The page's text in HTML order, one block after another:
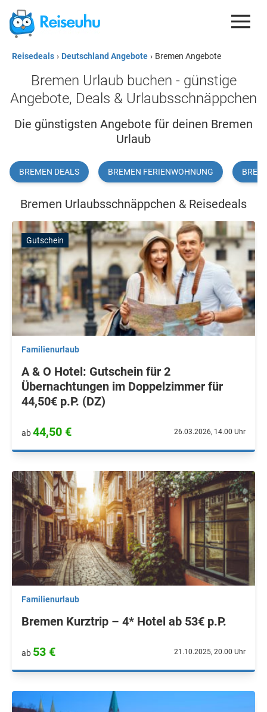
REISEDEALS
GUTSCHEINE
ESIM
REISEBLOG
Reisedeals › Deutschland Angebote › Bremen Angebote
Bremen Urlaub buchen - günstige
Angebote, Deals & Urlaubsschnäppchen
Die günstigsten Angebote für deinen Bremen
Urlaub
BREMEN DEALS BREMEN FERIENWOHNUNG
Bremen Urlaubsschnäppchen & Reisedeals
Gutschein
Familienurlaub
A & O Hotel: Gutschein für 2
Übernachtungen im Doppelzimmer für
44,50€ p.P. (DZ)
ab44,50 € 26.03.2026, 14.00 Uhr
Familienurlaub
Bremen Kurztrip – 4* Hotel ab 53€ p.P.
ab 53 € 21.10.2025, 20.00 Uhr